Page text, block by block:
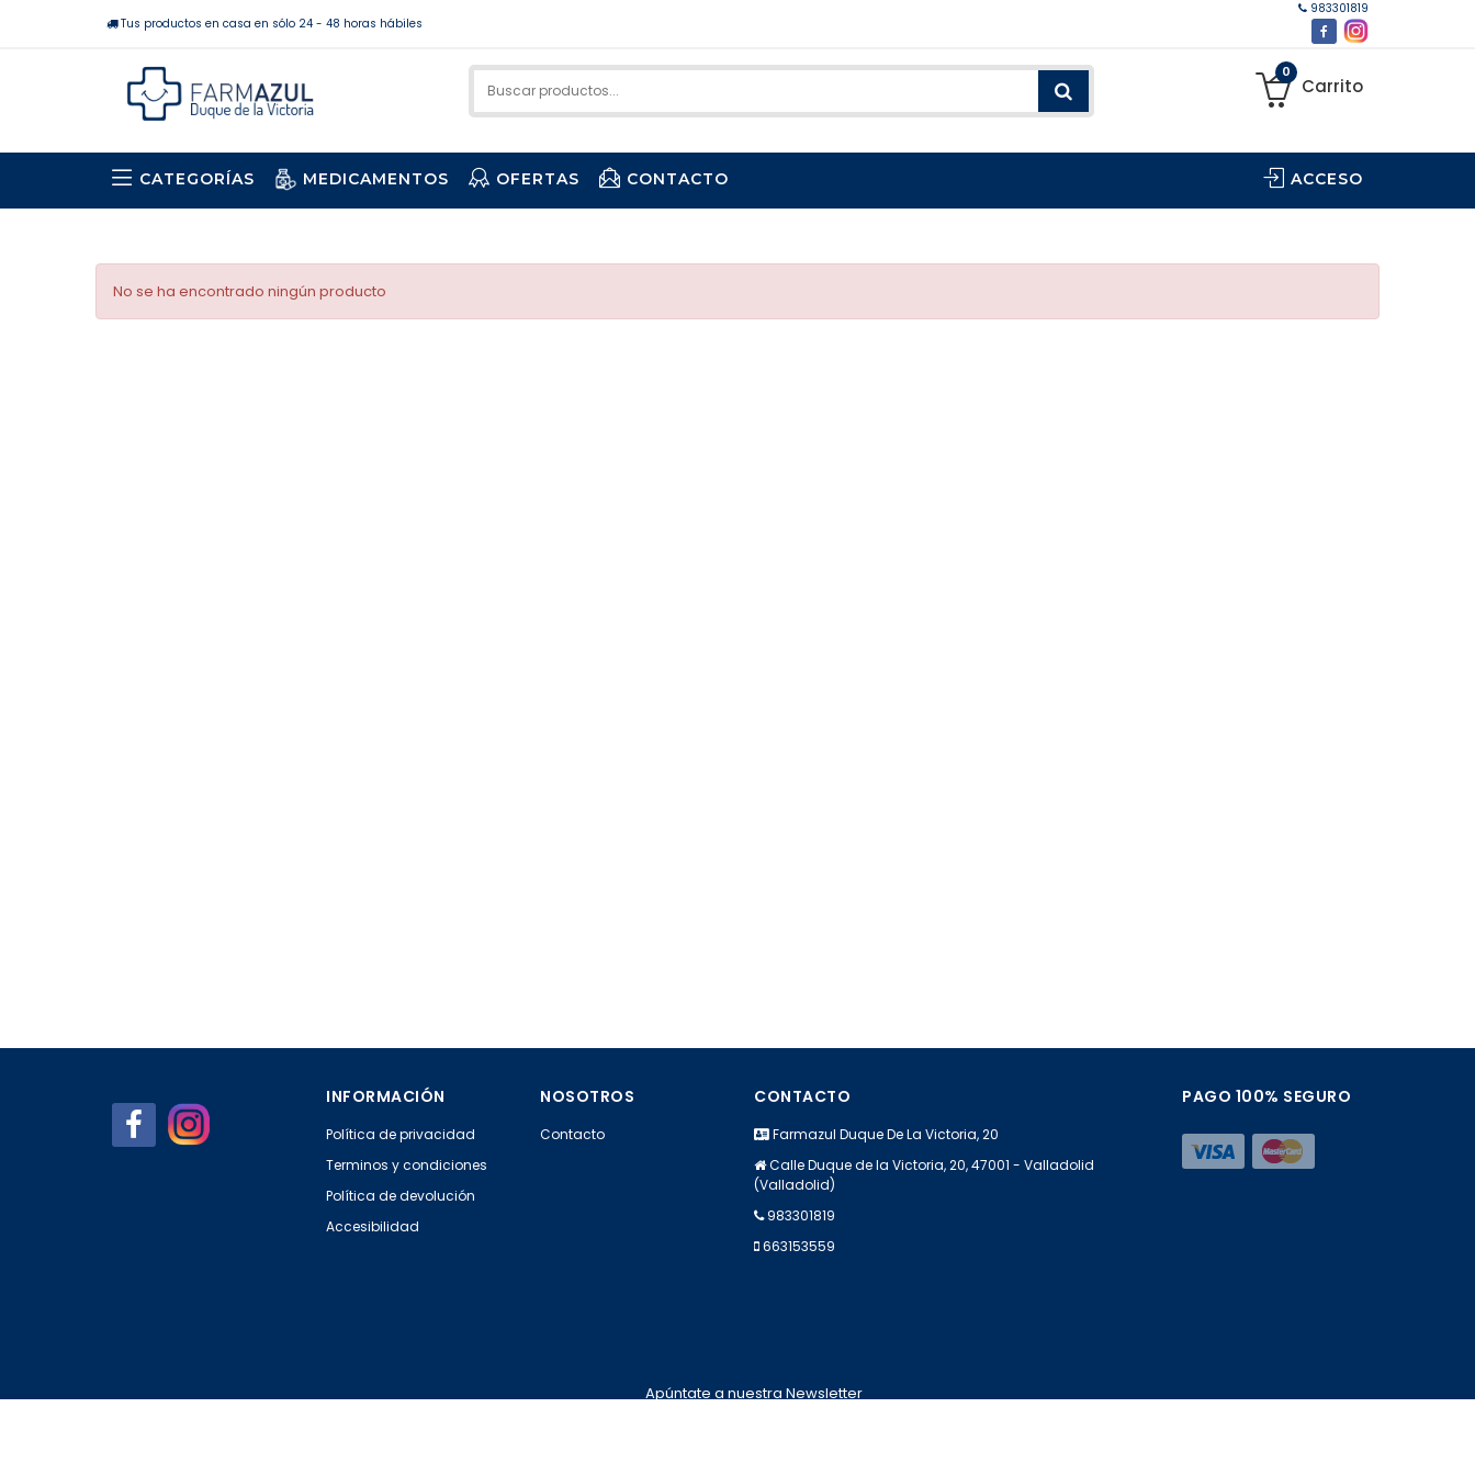
Tus productos en casa en sólo 24 - 48 horas hábiles
983301819
0
Carrito
CATEGORÍAS MEDICAMENTOS OFERTAS CONTACTO ACCESO
No se ha encontrado ningún producto
INFORMACIÓN
Política de privacidad
Terminos y condiciones
Política de devolución
Accesibilidad
NOSOTROS
Contacto
CONTACTO
Farmazul Duque De La Victoria, 20
Calle Duque de la Victoria, 20, 47001 - Valladolid
(Valladolid)
983301819
663153559
PAGO 100% SEGURO
Apúntate a nuestra Newsletter